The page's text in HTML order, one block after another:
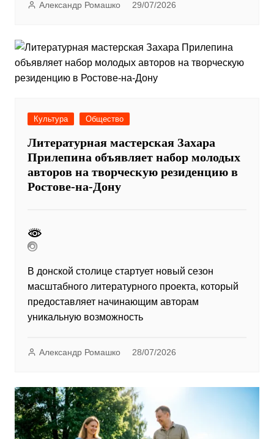
Александр Ромашко 29/07/2026
Культура Общество
Литературная мастерская Захара
Прилепина объявляет набор молодых
авторов на творческую резиденцию в
Ростове-на-Дону
В донской столице стартует новый сезон
масштабного литературного проекта, который
предоставляет начинающим авторам
уникальную возможность
Александр Ромашко 28/07/2026